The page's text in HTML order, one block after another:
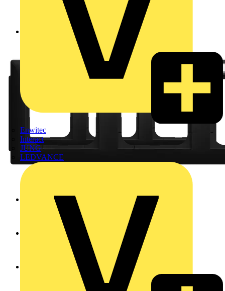
Enwitec
Interact
JUNG
LEDVANCE
Zurück zu Produkte